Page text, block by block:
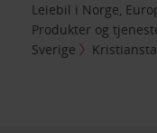
Leiebil i Norge,
Produkter og
Sverige